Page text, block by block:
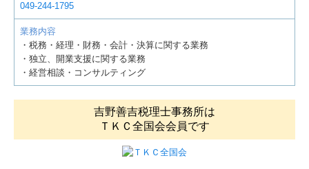
049-244-1795
業務内容
・税務・経理・財務・会計・決算に関する業務
・独立、開業支援に関する業務
・経営相談・コンサルティング
吉野善吉税理士事務所は
ＴＫＣ全国会会員です